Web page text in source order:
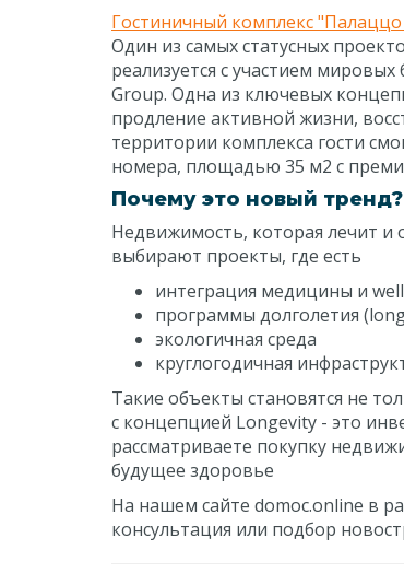
Гостиничный комплекс
Один из самых статусных
реализуется с участием
Group. Одна из ключевых
продление активной жизни,
территории комплекса гости
номера, площадью 35 м2 с
Почему это новый тренд?
Недвижимость, которая лечит и
выбирают проекты, где есть
интеграция медицины и
программы долголетия
экологичная среда
круглогодичная
Такие объекты становятся не
с концепцией Longevity - это
рассматриваете покупку
будущее здоровье
На нашем сайте domoc.online в
консультация или подбор